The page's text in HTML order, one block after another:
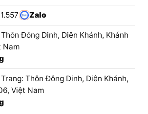
Zalo
Đông Dinh, Diên Khánh, Khánh
Nam
Thôn Đông Dinh, Diên Khánh,
Việt Nam